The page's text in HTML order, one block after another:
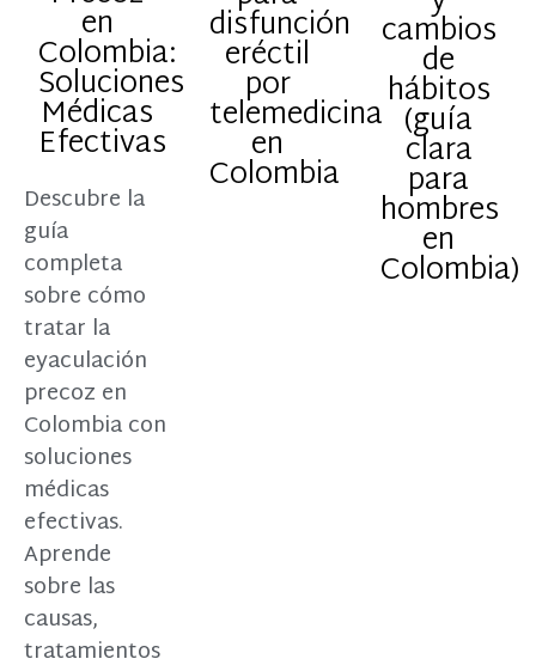
en
Colombia:
Soluciones
Médicas
Efectivas
Descubre la
guía
completa
sobre cómo
tratar la
eyaculación
precoz en
Colombia con
soluciones
médicas
efectivas.
Aprende
sobre las
causas,
disfunción
eréctil
por
telemedicina
en
Colombia
cambios
de
hábitos
(guía
clara
para
hombres
en
Colombia)